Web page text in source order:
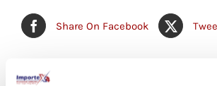
Share On Facebook